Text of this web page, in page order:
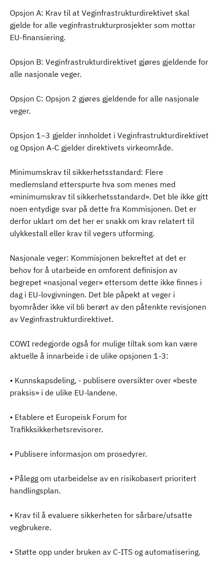
Opsjon A: Krav til at Veginfrastrukturdirektivet skal
gjelde for alle veginfrastrukturprosjekter som mottar
EU-finansiering.
Opsjon B: Veginfrastrukturdirektivet gjøres gjeldende for
alle nasjonale veger.
Opsjon C: Opsjon 2 gjøres gjeldende for alle nasjonale
veger.
Opsjon 1–3 gjelder innholdet i Veginfrastrukturdirektivet
og Opsjon A-C gjelder direktivets virkeområde.
Minimumskrav til sikkerhetsstandard: Flere
medlemsland etterspurte hva som menes med
«minimumskrav til sikkerhetsstandard». Det ble ikke gitt
noen entydige svar på dette fra Kommisjonen. Det er
derfor uklart om det her er snakk om krav relatert til
ulykkestall eller krav til vegers utforming.
Nasjonale veger: Kommisjonen bekreftet at det er
behov for å utarbeide en omforent definisjon av
begrepet «nasjonal veger» ettersom dette ikke finnes i
dag i EU-lovgivningen. Det ble påpekt at veger i
byområder ikke vil bli berørt av den påtenkte revisjonen
av Veginfrastrukturdirektivet.
COWI redegjorde også for mulige tiltak som kan være
aktuelle å innarbeide i de ulike opsjonen 1-3:
• Kunnskapsdeling, - publisere oversikter over «beste
praksis» i de ulike EU-landene.
• Etablere et Europeisk Forum for
Trafikksikkerhetsrevisorer.
• Publisere informasjon om prosedyrer.
• Pålegg om utarbeidelse av en risikobasert prioritert
handlingsplan.
• Krav til å evaluere sikkerheten for sårbare/utsatte
vegbrukere.
• Støtte opp under bruken av C-ITS og automatisering.